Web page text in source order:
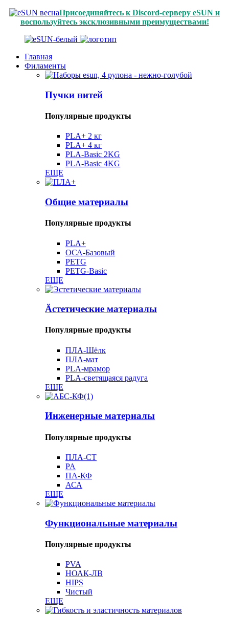
Присоединяйтесь к Discord-серверу eSUN и
воспользуйтесь эксклюзивными преимуществами!
Главная
Филаменты
Пучки нитей
Популярные продукты
PLA+ 2 кг
PLA+ 4 кг
PLA-Basic 2KG
PLA-Basic 4KG
ЕЩЕ
Общие материалы
Популярные продукты
PLA+
ОСА-Базовый
PETG
PETG-Basic
ЕЩЕ
Äстетические материалы
Популярные продукты
ПЛА-Шёлк
ПЛА-мат
PLA-мрамор
PLA-светящаяся радуга
ЕЩЕ
Инженерные материалы
Популярные продукты
ПЛА-СТ
PA
ПА-КФ
АСА
ЕЩЕ
Функциональные материалы
Популярные продукты
PVA
НОАК-ЛВ
HIPS
Чистый
ЕЩЕ